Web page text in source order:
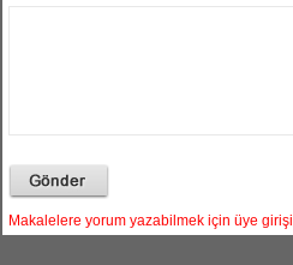
Makalelere yorum yazabilmek için üye